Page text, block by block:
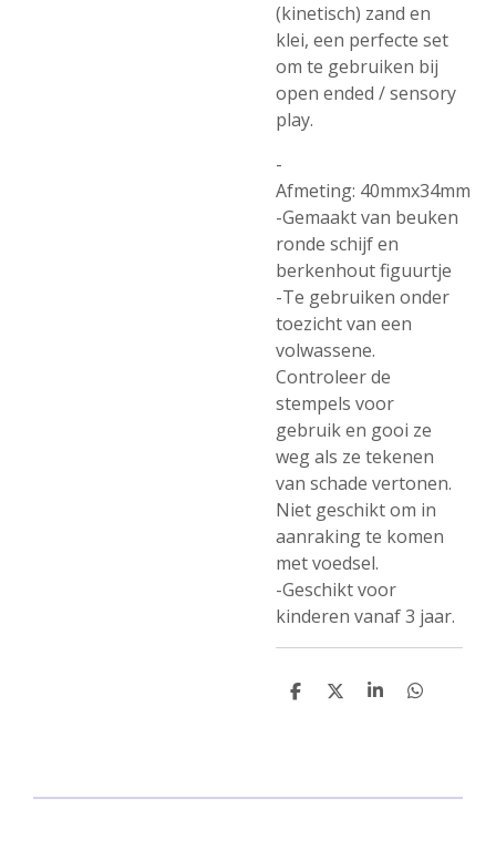
(kinetisch) zand en
klei, een perfecte set
om te gebruiken bij
open ended / sensory
play.
-
Afmeting: 40mmx34mm
-Gemaakt van beuken
ronde schijf en
berkenhout figuurtje
-Te gebruiken onder
toezicht van een
volwassene.
Controleer de
stempels voor
gebruik en gooi ze
weg als ze tekenen
van schade vertonen.
Niet geschikt om in
aanraking te komen
met voedsel.
-Geschikt voor
kinderen vanaf 3 jaar.
D
D
S
D